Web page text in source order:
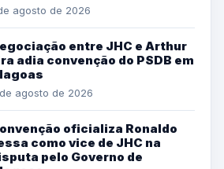
agosto de 2026
entre JHC e Arthur
adia convenção do PSDB em
agosto de 2026
oficializa Ronaldo
como vice de JHC na
pelo Governo de